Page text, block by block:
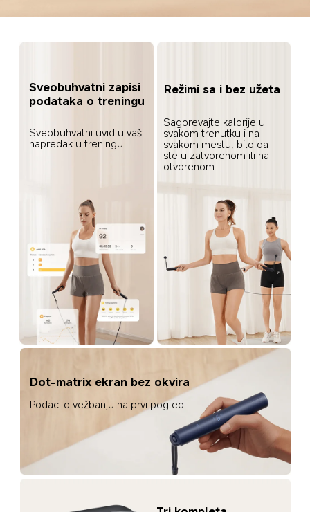
Sveobuhvatni zapisi
podataka o treningu
Sveobuhvatni uvid u vaš
napredak u treningu
Režimi sa i bez užeta
Sagorevajte kalorije u
svakom trenutku i na
svakom mestu, bilo da
ste u zatvorenom ili na
otvorenom
Dot-matrix ekran bez okvira
Podaci o vežbanju na prvi pogled